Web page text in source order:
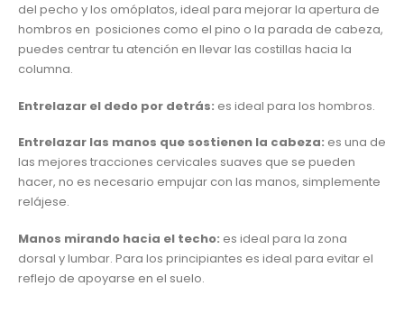
del pecho y los omóplatos, ideal para mejorar la apertura de
hombros en posiciones como el pino o la parada de cabeza,
puedes centrar tu atención en llevar las costillas hacia la
columna.
Entrelazar el dedo por detrás: es ideal para los hombros.
Entrelazar las manos que sostienen la cabeza: es una de
las mejores tracciones cervicales suaves que se pueden
hacer, no es necesario empujar con las manos, simplemente
relájese.
Manos mirando hacia el techo: es ideal para la zona
dorsal y lumbar. Para los principiantes es ideal para evitar el
reflejo de apoyarse en el suelo.